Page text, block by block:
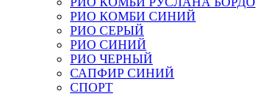
РИО КОМБИ СИНИЙ
РИО СЕРЫЙ
РИО СИНИЙ
РИО ЧЕРНЫЙ
САПФИР СИНИЙ
СПОРТ